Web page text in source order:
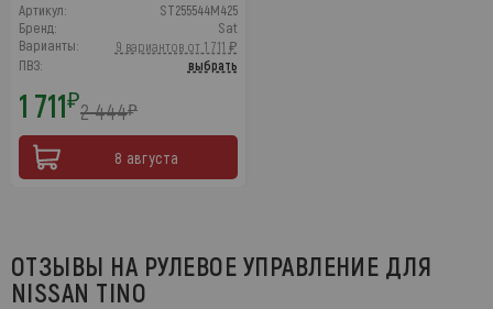
Артикул:
ST255544M425
Бренд:
Sat
Варианты:
9 вариантов от 1 711 ₽
ПВЗ:
выбрать
1 711₽2 444₽
8 августа
ОТЗЫВЫ НА РУЛЕВОЕ УПРАВЛЕНИЕ ДЛЯ
NISSAN TINO